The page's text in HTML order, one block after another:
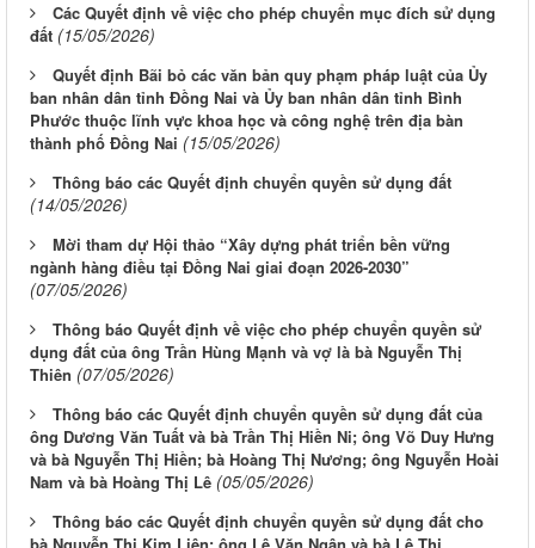
Các Quyết định về việc cho phép chuyển mục đích sử dụng
đất (15/05/2026)
Quyết định Bãi bỏ các văn bản quy phạm pháp luật của Ủy
ban nhân dân tỉnh Đồng Nai và Ủy ban nhân dân tỉnh Bình
Phước thuộc lĩnh vực khoa học và công nghệ trên địa bàn
thành phố Đồng Nai (15/05/2026)
Thông báo các Quyết định chuyển quyền sử dụng đất
(14/05/2026)
Mời tham dự Hội thảo “Xây dựng phát triển bền vững
ngành hàng điều tại Đồng Nai giai đoạn 2026-2030”
(07/05/2026)
Thông báo Quyết định về việc cho phép chuyển quyền sử
dụng đất của ông Trần Hùng Mạnh và vợ là bà Nguyễn Thị
Thiên (07/05/2026)
Thông báo các Quyết định chuyển quyền sử dụng đất của
ông Dương Văn Tuất và bà Trần Thị Hiền Ni; ông Võ Duy Hưng
và bà Nguyễn Thị Hiền; bà Hoàng Thị Nương; ông Nguyễn Hoài
Nam và bà Hoàng Thị Lê (05/05/2026)
Thông báo các Quyết định chuyển quyền sử dụng đất cho